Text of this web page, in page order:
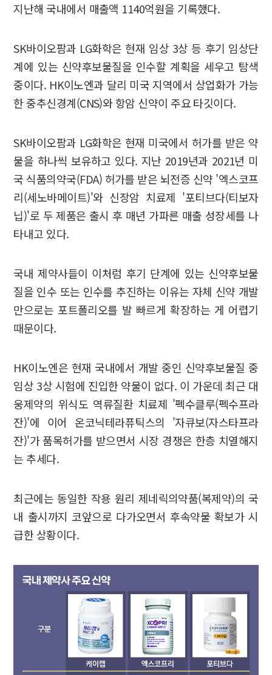
지난해 국내에서 매출액 1140억원을 기록했다.
SK바이오팜과 LG화학은 현재 임상 3상 등 후기 임상단
계에 있는 신약후보물질을 인수할 계획을 세우고 탐색
중이다. HK이노엔과 달리 미국 지역에서 상업화가 가능
한 중추신경계(CNS)와 항암 신약이 주요 타깃이다.
SK바이오팜과 LG화학은 현재 미국에서 허가를 받은 약
물을 하나씩 보유하고 있다. 지난 2019년과 2021년 미
국 식품의약국(FDA) 허가를 받은 뇌전증 신약 '엑스코프
리(세노바메이트)'와 신장암 치료제 '포티브다(티보자
닙)'로 두 제품은 출시 후 매년 가파른 매출 성장세를 나
타내고 있다.
국내 제약사들이 이처럼 후기 단계에 있는 신약후보물
질을 인수 또는 인수를 추진하는 이유는 자체 신약 개발
만으로는 포트폴리오를 발 빠르게 확장하는 게 어렵기
때문이다.
HK이노엔은 현재 국내에서 개발 중인 신약후보물질 중
임상 3상 시험에 진입한 약물이 없다. 이 가운데 최근 대
웅제약의 위식도 역류질환 치료제 '펙수클루(펙수프라
잔)'에 이어 온코닉테라퓨틱스의 '자큐보(자스타프라
잔)'가 품목허가를 받으면서 시장 경쟁은 한층 치열해지
는 추세다.
최근에는 동일한 작용 원리 제네릭의약품(복제약)의 국
내 출시까지 코앞으로 다가오면서 후속약물 확보가 시
급한 상황이다.